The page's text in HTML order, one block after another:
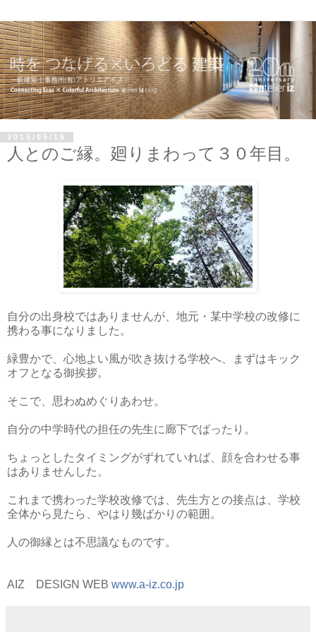
2015/05/16
人とのご縁。廻りまわって３０年目。
自分の出身校ではありませんが、地元・某中学校の改修に
携わる事になりました。
緑豊かで、心地よい風が吹き抜ける学校へ、まずはキック
オフとなる御挨拶。
そこで、思わぬめぐりあわせ。
自分の中学時代の担任の先生に廊下でばったり。
ちょっとしたタイミングがずれていれば、顔を合わせる事
はありませんした。
これまで携わった学校改修では、先生方との接点は、学校
全体から見たら、やはり幾ばかりの範囲。
人の御縁とは不思議なものです。
AIZ DESIGN WEB www.a-iz.co.jp